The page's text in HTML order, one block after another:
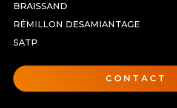
BRAISSAND
RÉMILLON DESAMIANTAGE
SATP
CONTACT